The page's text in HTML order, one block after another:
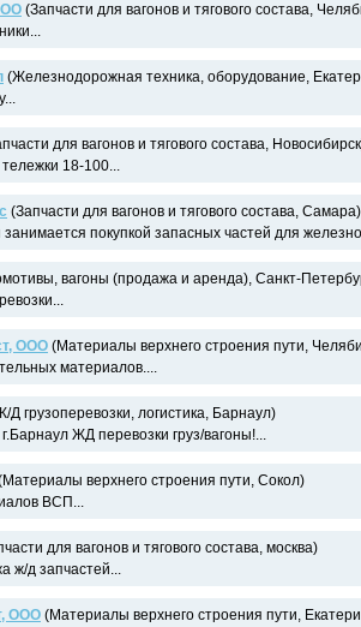
(Запчасти для вагонов и тягового состава,
(Железнодорожная техника, оборудование,
для вагонов и тягового состава,
18-100...
(Запчасти для вагонов и тягового состава, Самара)
покупкой запасных частей для
вагоны (продажа и аренда), Санкт-
ООО (Материалы верхнего строения пути,
материалов....
Д грузоперевозки, логистика, Барнаул)
ЖД перевозки груз/вагоны!...
верхнего строения пути, Сокол)
ВСП...
для вагонов и тягового состава, москва)
ж/д запчастей...
ООО (Материалы верхнего строения пути,